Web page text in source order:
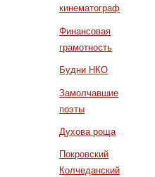
кинематограф
Финансовая
грамотность
Будни НКО
Замолчавшие
поэты
Духова роща
Покровский
Колчеданский